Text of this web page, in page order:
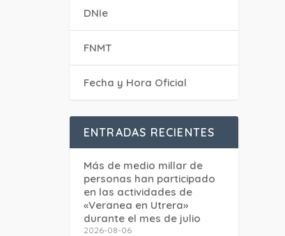
DNIe
FNMT
Fecha y Hora Oficial
ENTRADAS RECIENTES
Más de medio millar de
personas han participado
en las actividades de
«Veranea en Utrera»
durante el mes de julio
2026-08-06